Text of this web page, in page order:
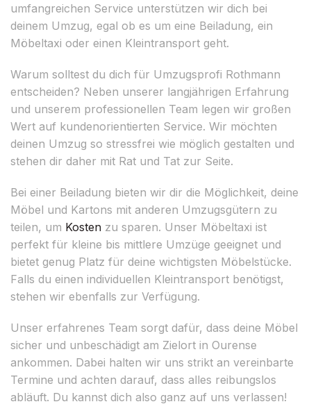
umfangreichen Service unterstützen wir dich bei
deinem Umzug, egal ob es um eine Beiladung, ein
Möbeltaxi oder einen Kleintransport geht.
Warum solltest du dich für Umzugsprofi Rothmann
entscheiden? Neben unserer langjährigen Erfahrung
und unserem professionellen Team legen wir großen
Wert auf kundenorientierten Service. Wir möchten
deinen Umzug so stressfrei wie möglich gestalten und
stehen dir daher mit Rat und Tat zur Seite.
Bei einer Beiladung bieten wir dir die Möglichkeit, deine
Möbel und Kartons mit anderen Umzugsgütern zu
teilen, um Kosten zu sparen. Unser Möbeltaxi ist
perfekt für kleine bis mittlere Umzüge geeignet und
bietet genug Platz für deine wichtigsten Möbelstücke.
Falls du einen individuellen Kleintransport benötigst,
stehen wir ebenfalls zur Verfügung.
Unser erfahrenes Team sorgt dafür, dass deine Möbel
sicher und unbeschädigt am Zielort in Ourense
ankommen. Dabei halten wir uns strikt an vereinbarte
Termine und achten darauf, dass alles reibungslos
abläuft. Du kannst dich also ganz auf uns verlassen!